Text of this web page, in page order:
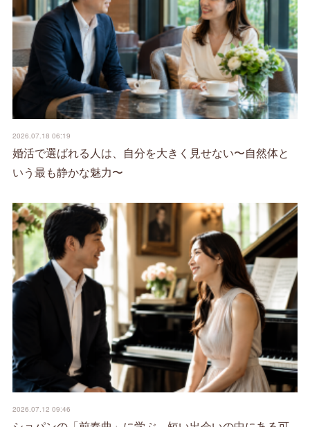
2026.07.18 06:19
婚活で選ばれる人は、自分を大きく見せない〜自然体と
いう最も静かな魅力〜
2026.07.12 09:46